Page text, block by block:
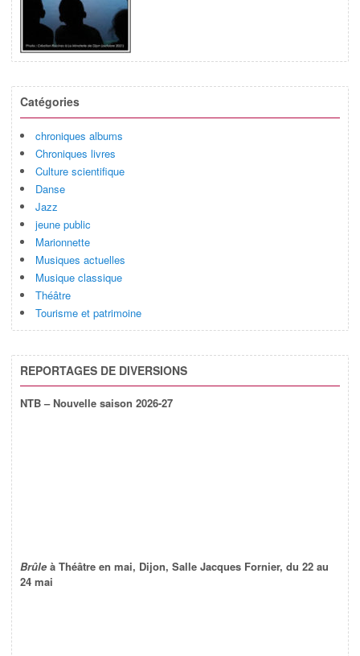
Catégories
chroniques albums
Chroniques livres
Culture scientifique
Danse
Jazz
jeune public
Marionnette
Musiques actuelles
Musique classique
Théâtre
Tourisme et patrimoine
REPORTAGES DE DIVERSIONS
NTB – Nouvelle saison 2026-27
Brûle à Théâtre en mai, Dijon, Salle Jacques Fornier, du 22 au
24 mai